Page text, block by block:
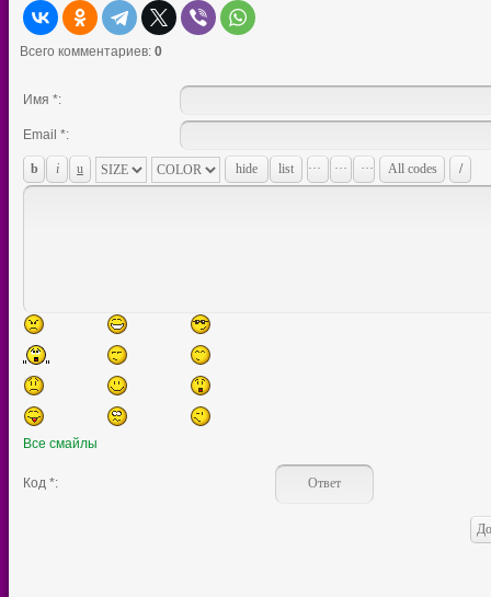
Всего комментариев: 0
Имя *:
Email *:
Все смайлы
Код *: